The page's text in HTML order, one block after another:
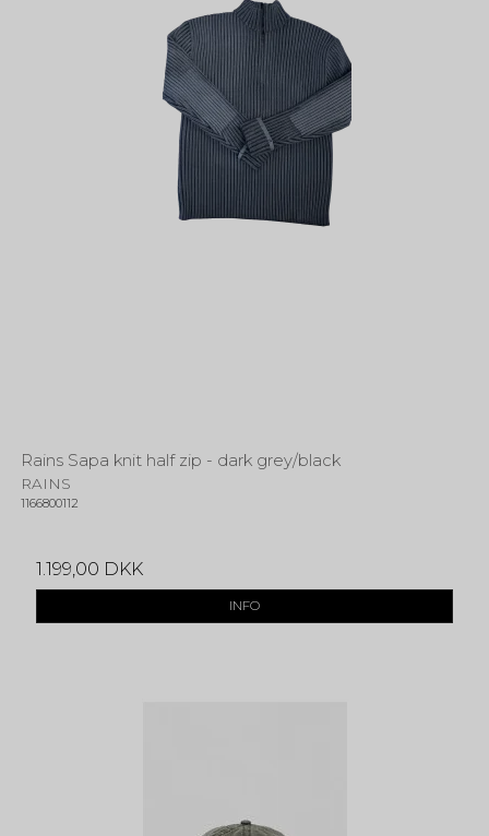
Rains Sapa knit half zip - dark grey/black
RAINS
1166800112
1.199,00 DKK
INFO